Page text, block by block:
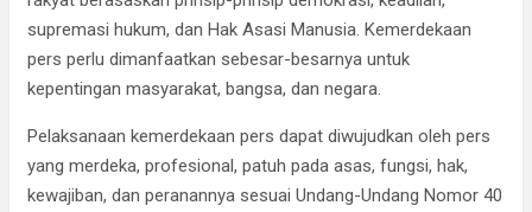
b
o
o
k
er s
A
p
p
gr
a
m
dI
n
e
supremasi hukum, dan Hak Asasi Manusia. Kemerdekaan
pers perlu dimanfaatkan sebesar-besarnya untuk
kepentingan masyarakat, bangsa, dan negara.
Pelaksanaan kemerdekaan pers dapat diwujudkan oleh pers
yang merdeka, profesional, patuh pada asas, fungsi, hak,
kewajiban, dan peranannya sesuai Undang-Undang Nomor 40